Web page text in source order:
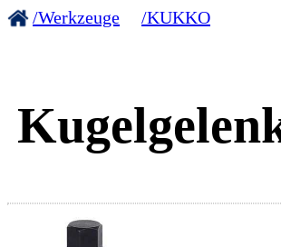
/Werkzeuge /KUKKO